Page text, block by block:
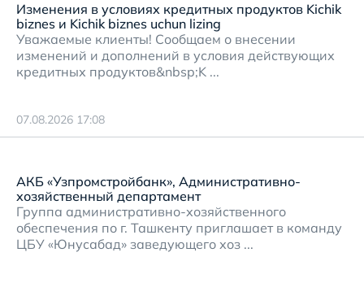
Изменения в условиях кредитных продуктов Kichik
biznes и Kichik biznes uchun lizing
Уважаемые клиенты! Сообщаем о внесении
изменений и дополнений в условия действующих
кредитных продуктов&nbsp;K ...
07.08.2026 17:08
АКБ «Узпромстройбанк», Административно-
хозяйственный департамент
Группа административно-хозяйственного
обеспечения по г. Ташкенту приглашает в команду
ЦБУ «Юнусабад» заведующего хоз ...